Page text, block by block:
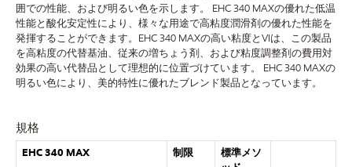
囲での性能、および明るい色を示します。 EHC 340 MAXの優れた低温
性能と酸化安定性により、様々な用途で高粘度潤滑剤の優れた性能を
発揮することができます。EHC 340 MAXの高い粘度とVIは、この製品
を高粘度の代替基油、従来の増ちょう剤、および粘度調整剤の費用対
効果の高い代替品として理想的に位置づけています。 EHC 340 MAXの
明るい色により、美的特性に優れたブレンド製品となっています。
規格
EHC 340 MAX 制限
標準メソ